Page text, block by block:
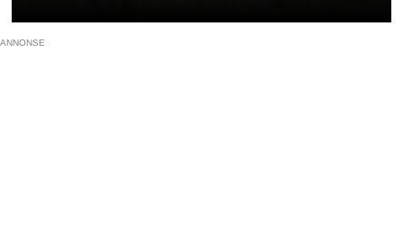
ANNONSE